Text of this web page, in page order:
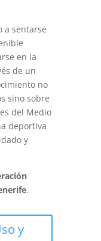
a sentarse
en la
de un
no
sino sobre
del Medio
deportiva
y
.
y